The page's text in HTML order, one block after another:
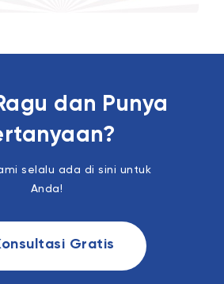
dan Punya
selalu ada di sini untuk
Anda!
Gratis